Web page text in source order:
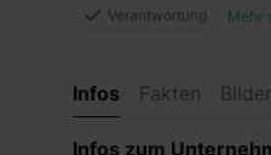
Verantwortung Mehr
Infos Fakten Bilder
Infos zum